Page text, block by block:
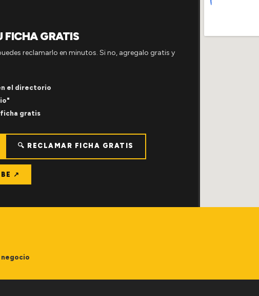
FICHA GRATIS
reclamarlo en minutos. Si no, agregalo gratis y
el directorio
gratis
🔍 RECLAMAR FICHA GRATIS
↗